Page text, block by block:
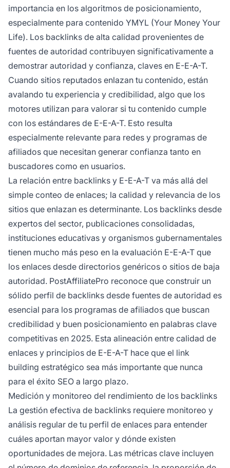
importancia en los algoritmos de posicionamiento,
especialmente para contenido YMYL (Your Money Your
Life). Los backlinks de alta calidad provenientes de
fuentes de autoridad contribuyen significativamente a
demostrar autoridad y confianza, claves en E-E-A-T.
Cuando sitios reputados enlazan tu contenido, están
avalando tu experiencia y credibilidad, algo que los
motores utilizan para valorar si tu contenido cumple
con los estándares de E-E-A-T. Esto resulta
especialmente relevante para redes y programas de
afiliados que necesitan generar confianza tanto en
buscadores como en usuarios.
La relación entre backlinks y E-E-A-T va más allá del
simple conteo de enlaces; la calidad y relevancia de los
sitios que enlazan es determinante. Los backlinks desde
expertos del sector, publicaciones consolidadas,
instituciones educativas y organismos gubernamentales
tienen mucho más peso en la evaluación E-E-A-T que
los enlaces desde directorios genéricos o sitios de baja
autoridad. PostAffiliatePro reconoce que construir un
sólido perfil de backlinks desde fuentes de autoridad es
esencial para los programas de afiliados que buscan
credibilidad y buen posicionamiento en palabras clave
competitivas en 2025. Esta alineación entre calidad de
enlaces y principios de E-E-A-T hace que el link
building estratégico sea más importante que nunca
para el éxito SEO a largo plazo.
Medición y monitoreo del rendimiento de los backlinks
La gestión efectiva de backlinks requiere monitoreo y
análisis regular de tu perfil de enlaces para entender
cuáles aportan mayor valor y dónde existen
oportunidades de mejora. Las métricas clave incluyen